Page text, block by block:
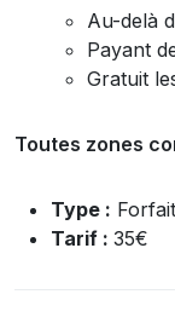
Au-delà
Payant
Gratuit
Toutes zones
Type :
Tarif : 35€